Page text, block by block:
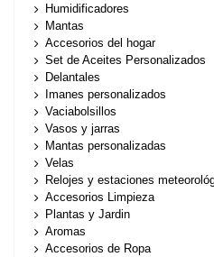
Humidificadores
Mantas
Accesorios del hogar
Set de Aceites Personalizados
Delantales
Imanes personalizados
Vaciabolsillos
Vasos y jarras
Mantas personalizadas
Velas
Relojes y estaciones
Accesorios Limpieza
Plantas y Jardin
Aromas
Accesorios de Ropa